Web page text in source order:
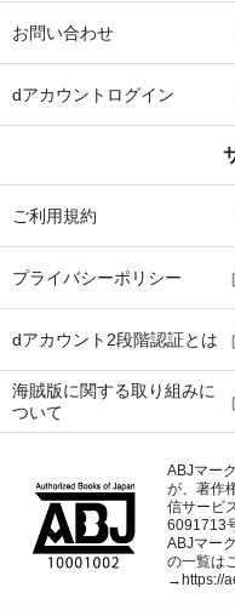
お問い合わせ
dアカウントログイン
ご利用規約
プライバシーポリシー
dアカウント2段階認証とは
海賊版に関する取り組みに
ついて
ABJマー
が、著作
信サービ
6091713
ABJマー
の一覧は
→ https://